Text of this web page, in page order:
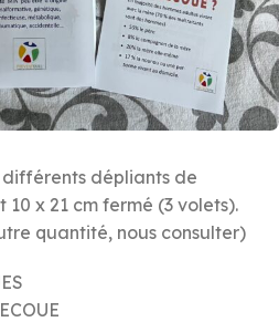
différents dépliants de
x 21 cm fermé (3 volets).
quantité, nous consulter)